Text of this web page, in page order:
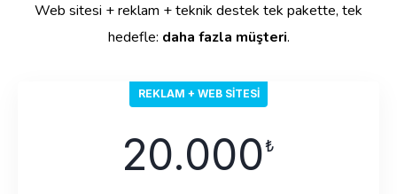
Web sitesi + reklam + teknik destek tek pakette, tek
hedefle: daha fazla müşteri.
REKLAM + WEB SITESI
20.000₺